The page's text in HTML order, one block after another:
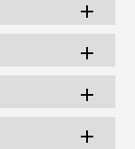
add
add
add
add